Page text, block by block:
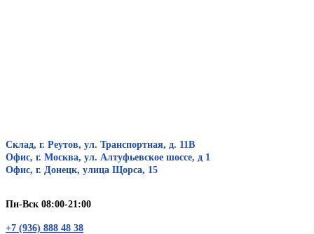
Склад, г. Реутов, ул. Транспортная, д. 11В
Офис, г. Москва, ул. Алтуфьевское шоссе, д 1
Офис, г. Донецк, улица Щорса, 15
Пн-Вск 08:00-21:00
+7 (936) 888 48 38